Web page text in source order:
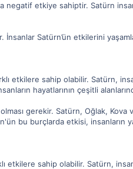
etkiye sahiptir. Satürn
Satürn’ün etkilerini
etkilere sahip olabilir. Satürn,
hayatlarının çeşitli
gerekir. Satürn, Oğlak, Kova
bu burçlarda etkisi, insanların
sahip olabilir. Satürn,